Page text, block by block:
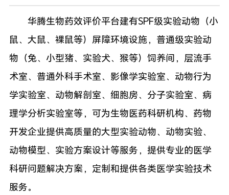
华腾生物药效评价平台建有SPF级实验动物（小
鼠、大鼠、裸鼠等）屏障环境设施，普通级实验动
物（兔、小型猪、实验犬、猴等）饲养间，层流手
术室、普通外科手术室、影像学实验室、动物行为
学实验室、动物解剖室、细胞房、分子实验室、病
理学分析实验室等，可为生物医药科研机构、药物
开发企业提供高质量的大型实验动物、动物实验、
动物模型、实验方案设计等服务，提供专业的医学
科研问题解决方案，定制和提供各类医学实验技术
服务。